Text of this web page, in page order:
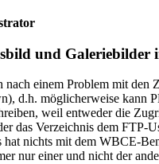
und Galeriebilder
einem Problem mit den
d.h. möglicherweise kann
weil entweder die
das Verzeichnis dem FTP-
hat nichts mit dem WBCE-
nur einer und nicht der